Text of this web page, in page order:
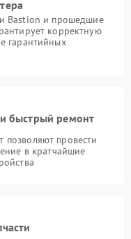
Bastion и прошедшие
корректную
гарантийных
и быстрый ремонт
провести
в кратчайшие